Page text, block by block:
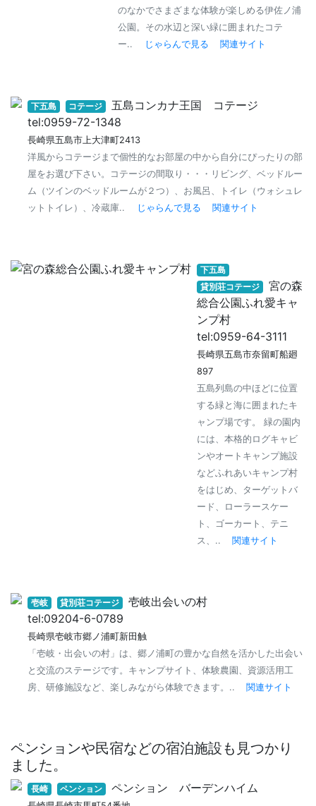
のなかでさまざまな体験が楽しめる伊佐ノ浦
公園。その水辺と深い緑に囲まれたコテ
ー..
じゃらんで見る 関連サイト
下五島 コテージ
五島コンカナ王国 コテージ
tel:0959-72-1348
長崎県五島市上大津町2413
洋風からコテージまで個性的なお部屋の中から自分にぴったりの部
屋をお選び下さい。コテージの間取り・・・リビング、ベッドルー
ム（ツインのベッドルームが２つ）、お風呂、トイレ（ウォシュレ
ットトイレ）、冷蔵庫..
じゃらんで見る 関連サイト
下五島
貸別荘コテージ
宮の森
総合公園ふれ愛キャ
ンプ村
tel:0959-64-3111
長崎県五島市奈留町船廻
897
五島列島の中ほどに位置
する緑と海に囲まれたキ
ャンプ場です。 緑の園内
には、本格的ログキャビ
ンやオートキャンプ施設
などふれあいキャンプ村
をはじめ、ターゲットバ
ード、ローラースケー
ト、ゴーカート、テニ
ス、..
関連サイト
壱岐 貸別荘コテージ
壱岐出会いの村
tel:09204-6-0789
長崎県壱岐市郷ノ浦町新田触
「壱岐・出会いの村」は、郷ノ浦町の豊かな自然を活かした出会い
と交流のステージです。キャンプサイト、体験農園、資源活用工
房、研修施設など、楽しみながら体験できます。..
関連サイト
ペンションや民宿などの宿泊施設も見つかり
ました。
長崎 ペンション ペンション バーデンハイム